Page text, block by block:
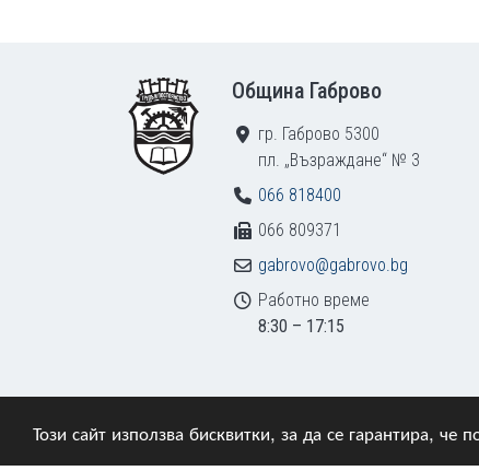
Този сайт използва бисквитки, за да се гарантира, че
Община Габрово
гр. Габрово 5300
пл. „Възраждане“ № 3
066 818400
066 809371
gabrovo@gabrovo.bg
Работно време
8:30 – 17:15
© 2009–2026 Община Габрово. Всички права